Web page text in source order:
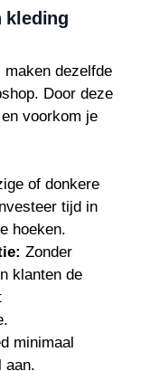
kleding
maken dezelfde
Door deze
voorkom je
of donkere
tijd in
hoeken.
Zonder
klanten de
minimaal
aan.